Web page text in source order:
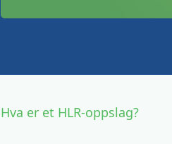
Hva er et HLR-oppslag?